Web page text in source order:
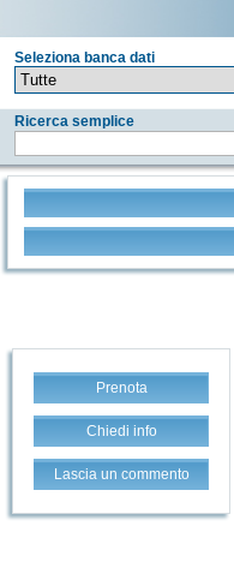
Seleziona banca dati
Ricerca semplice
Prenota
Chiedi info
Lascia un commento